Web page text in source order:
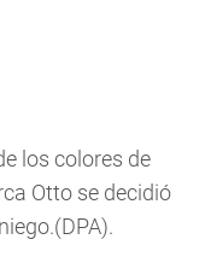
los colores de
Otto se decidió